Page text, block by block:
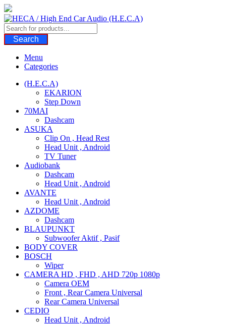
Skip
to
content
Search
Menu
Categories
(H.E.C.A)
EKARION
Step Down
70MAI
Dashcam
ASUKA
Clip On , Head Rest
Head Unit , Android
TV Tuner
Audiobank
Dashcam
Head Unit , Android
AVANTE
Head Unit , Android
AZDOME
Dashcam
BLAUPUNKT
Subwoofer Aktif , Pasif
BODY COVER
BOSCH
Wiper
CAMERA HD , FHD , AHD 720p 1080p
Camera OEM
Front , Rear Camera Universal
Rear Camera Universal
CEDIO
Head Unit , Android